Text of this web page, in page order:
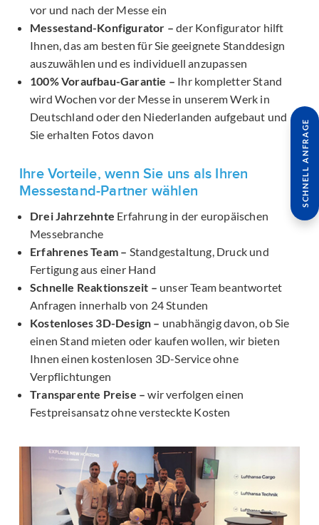
vor und nach der Messe ein
Messestand-Konfigurator – der Konfigurator hilft
Ihnen, das am besten für Sie geeignete Standdesign
auszuwählen und es individuell anzupassen
100% Voraufbau-Garantie – Ihr kompletter Stand
wird Wochen vor der Messe in unserem Werk in
Deutschland oder den Niederlanden aufgebaut und
Sie erhalten Fotos davon
Ihre Vorteile, wenn Sie uns als Ihren
Messestand-Partner wählen
Drei Jahrzehnte Erfahrung in der europäischen
Messebranche
Erfahrenes Team – Standgestaltung, Druck und
Fertigung aus einer Hand
Schnelle Reaktionszeit – unser Team beantwortet
Anfragen innerhalb von 24 Stunden
Kostenloses 3D-Design – unabhängig davon, ob Sie
einen Stand mieten oder kaufen wollen, wir bieten
Ihnen einen kostenlosen 3D-Service ohne
Verpflichtungen
Transparente Preise – wir verfolgen einen
Festpreisansatz ohne versteckte Kosten
SCHNELL ANFRAGE